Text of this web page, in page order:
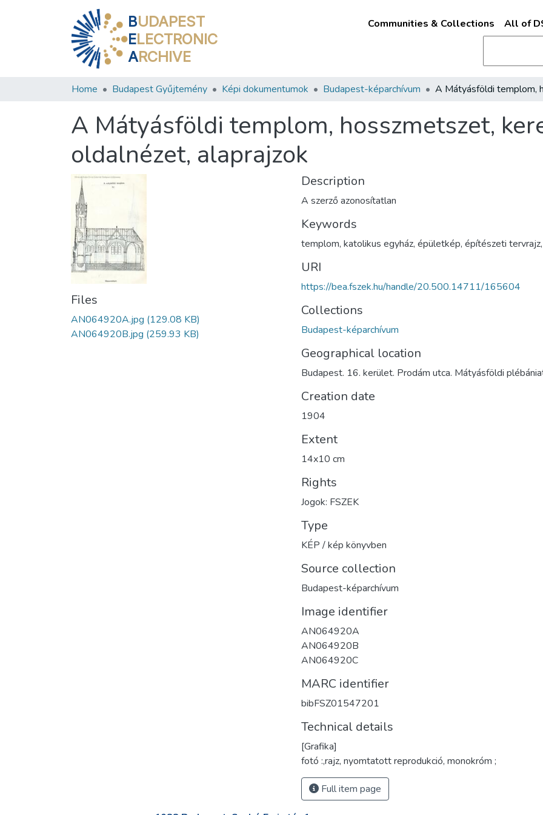
BUDAPEST
ELECTRONIC
ARCHIVE
Communities & Collections All of
Home Budapest Gyűjtemény Képi dokumentumok Budapest-képarchívum
A Mátyásföldi templom, hosszmetszet,
oldalnézet, alaprajzok
Files
AN064920A.jpg (129.08 KB)
AN064920B.jpg (259.93 KB)
Description
A szerző azonosítatlan
Keywords
templom, katolikus egyház, épületkép, építészeti tervrajz,
URI
https://bea.fszek.hu/handle/20.500.14711/165604
Collections
Budapest-képarchívum
Geographical location
Budapest. 16. kerület. Prodám utca. Mátyásföldi
Creation date
1904
Extent
14x10 cm
Rights
Jogok: FSZEK
Type
KÉP / kép könyvben
Source collection
Budapest-képarchívum
Image identifier
AN064920A
AN064920B
AN064920C
MARC identifier
bibFSZ01547201
Technical details
[Grafika]
fotó :,rajz, nyomtatott reprodukció, monokróm ;
Full item page